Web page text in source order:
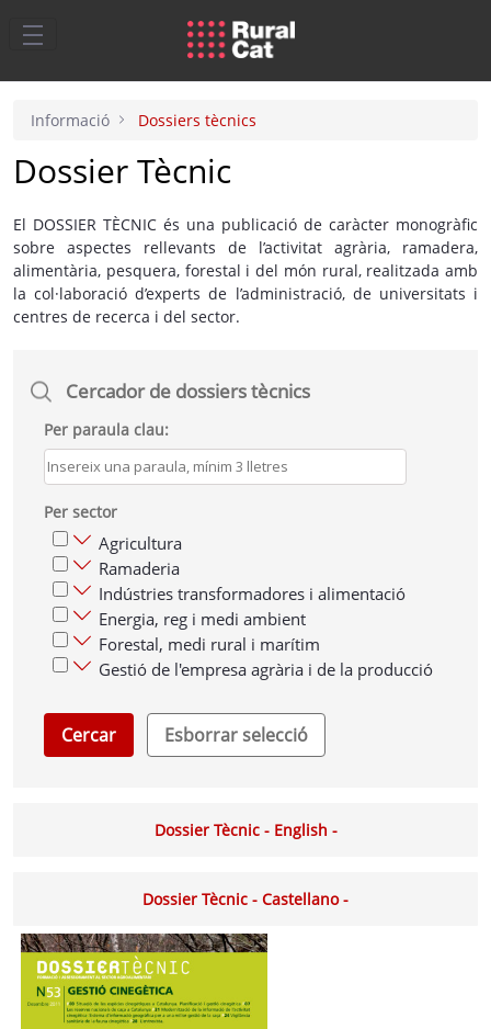
Salta al contingut principal
Informació Dossiers tècnics
Dossier Tècnic
El DOSSIER TÈCNIC és una publicació de caràcter monogràfic
sobre aspectes rellevants de l’activitat agrària, ramadera,
alimentària, pesquera, forestal i del món rural, realitzada amb
la col·laboració d’experts de l’administració, de universitats i
centres de recerca i del sector.
Cercador de dossiers tècnics
Per paraula clau:
Per sector
Agricultura
Ramaderia
Indústries transformadores i alimentació
Energia, reg i medi ambient
Forestal, medi rural i marítim
Gestió de l'empresa agrària i de la producció
Cercar Esborrar selecció
Dossier Tècnic - English -
Dossier Tècnic - Castellano -